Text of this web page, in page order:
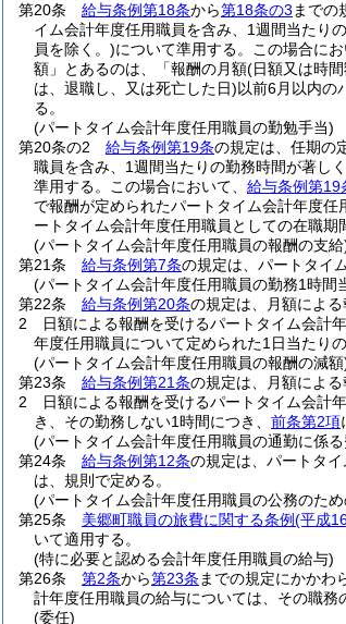
第20条
給与条例第18条から第18条の3 までの
イム会計年度任用職員を含み、1週間当たり
員を除く。)について準用する。 この場合にお
額」とあるのは、「報酬の月額(日額又は時
は、退職し、又は死亡した日)以前6月以内の
る。
(パートタイム会計年度任用職員の勤勉手当)
第20条の2
給与条例第19条の規定は、任期の
職員を含み、1週間当たりの勤務時間が著し
準用する。
この場合において、 給与条例第19
で報酬が定められたパートタイム会計年度任
ートタイム会計年度任用職員としての在職
(パートタイム会計年度任用職員の報酬の支給
第21条
給与条例第7条の規定は、パートタイ
(パートタイム会計年度任用職員の勤務1時間
第22条
給与条例第20条の規定は、月額によ
2
日額による報酬を受けるパートタイム会計
年度任用職員について定められた1日当たり
(パートタイム会計年度任用職員の報酬の減額
第23条
給与条例第21条の規定は、月額によ
2
日額による報酬を受けるパートタイム会計
き、その勤務しない1時間につき、 前条第2項
(パートタイム会計年度任用職員の通勤に係
第24条
給与条例第12条の規定は、パートタ
は、規則で定める。
(パートタイム会計年度任用職員の公務のた
第25条
美郷町職員の旅費に関する条例(平成
いて適用する。
(特に必要と認める会計年度任用職員の給与)
第26条
第2条から第23条 までの規定にかかわ
計年度任用職員の給与については、その職務
(委任)